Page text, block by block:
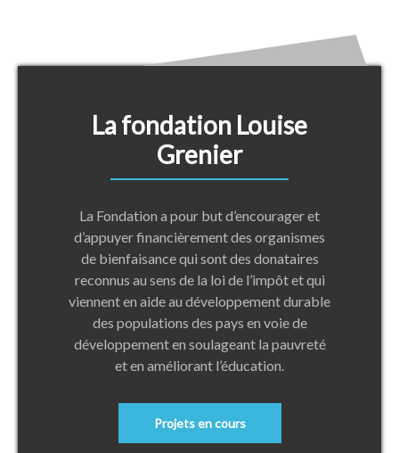
La fondation Louise
Grenier
La Fondation a pour but d’encourager et
d’appuyer financièrement des organismes
de bienfaisance qui sont des donataires
reconnus au sens de la loi de l’impôt et qui
viennent en aide au développement durable
des populations des pays en voie de
développement en soulageant la pauvreté
et en améliorant l’éducation.
Projets en cours